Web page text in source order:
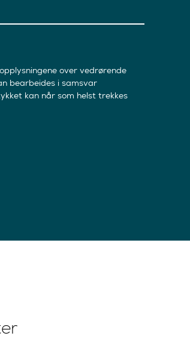
over vedrørende
bearbeides i samsvar
kan når som helst trekkes